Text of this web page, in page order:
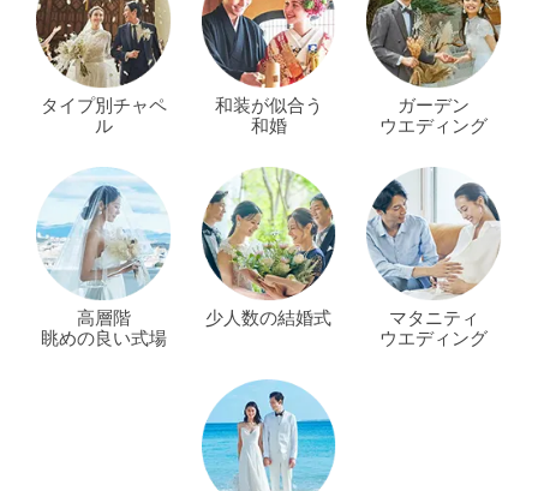
タイプ別チャペ
ル
和装が似合う
和婚
ガーデン
ウエディング
高層階
眺めの良い式場
少人数の結婚式
マタニティ
ウエディング